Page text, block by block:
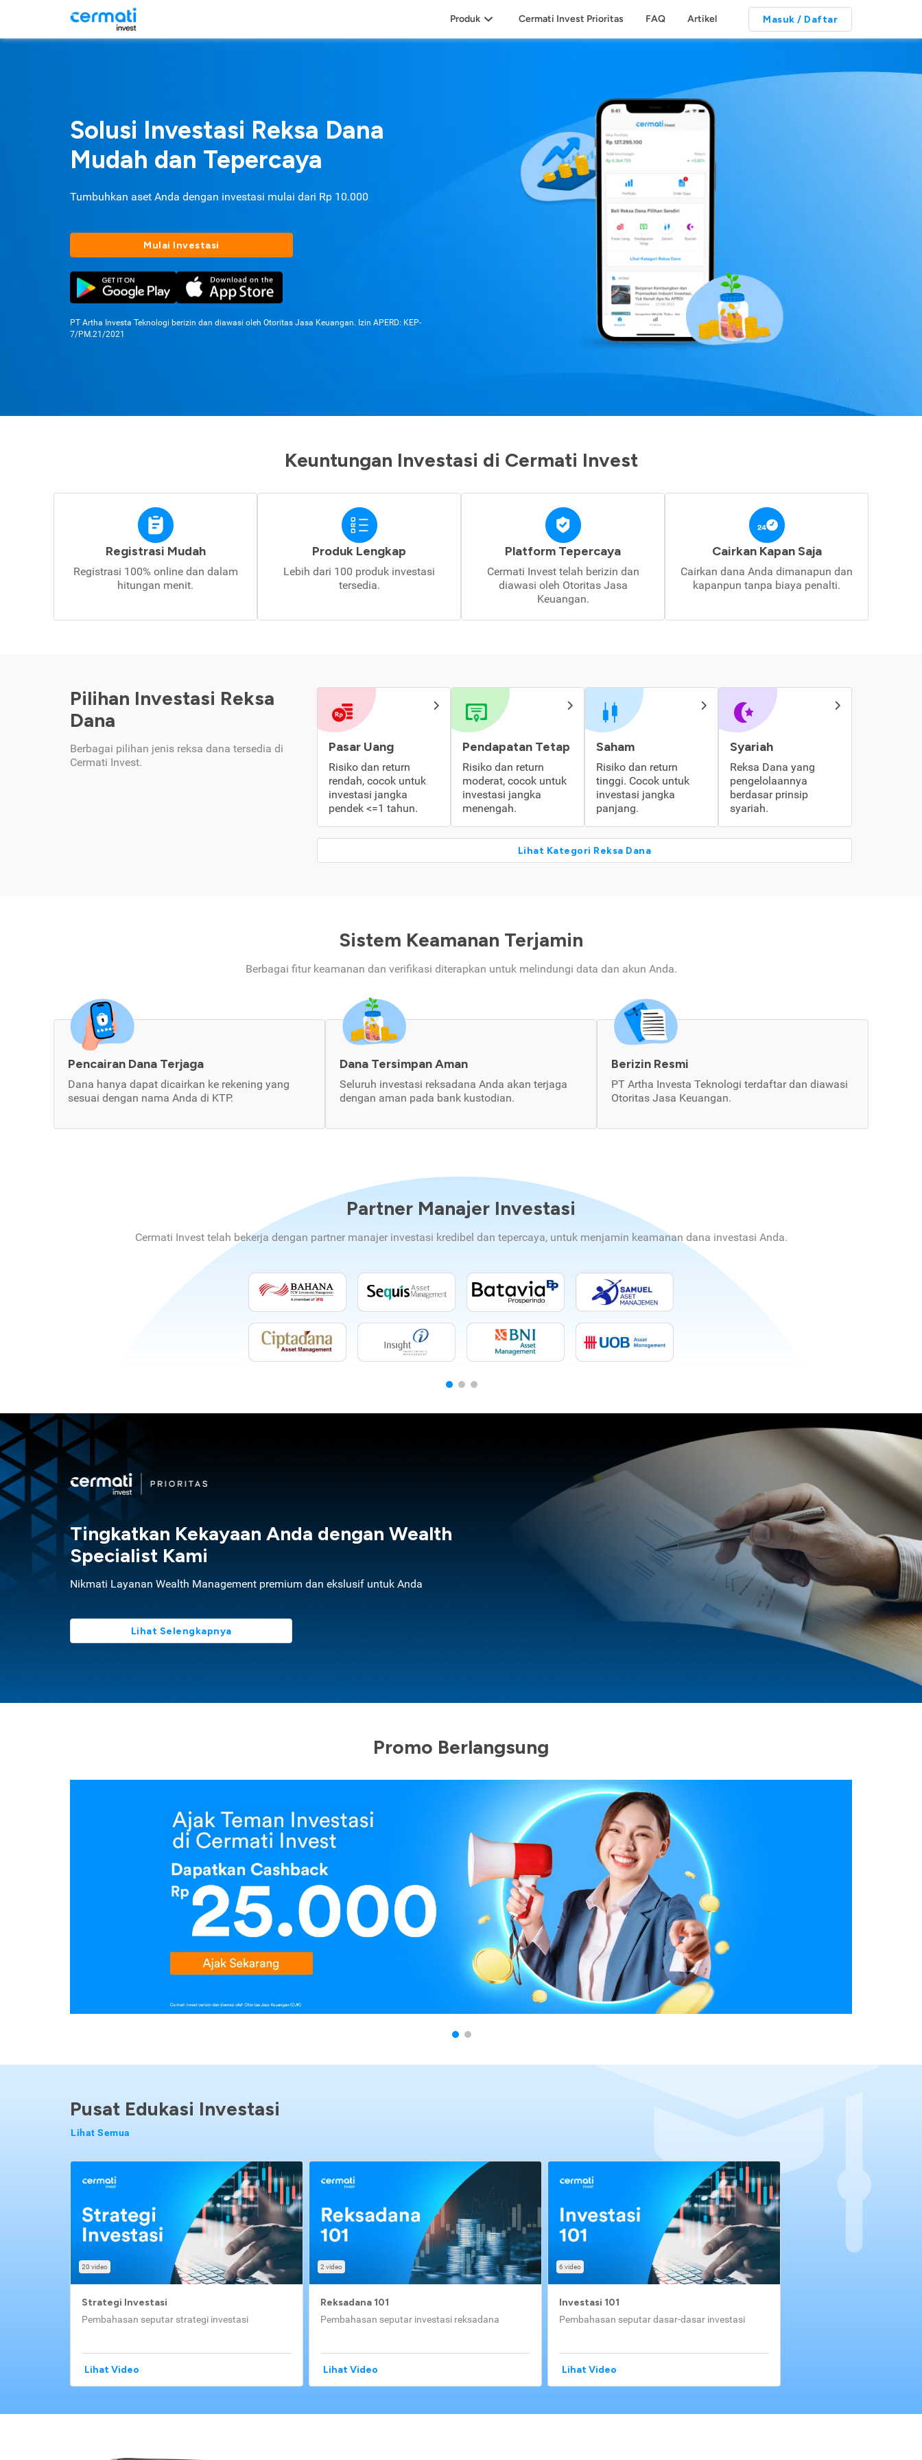
Produk Cermati Invest Prioritas FAQ Artikel Masuk / Daftar
Solusi Investasi Reksa Dana
Mudah dan Tepercaya
Tumbuhkan aset Anda dengan investasi mulai dari Rp 10.000
Mulai Investasi
PT Artha Investa Teknologi berizin dan diawasi oleh Otoritas Jasa Keuangan. Izin APERD: KEP-
7/PM.21/2021
Keuntungan Investasi di Cermati Invest
Registrasi Mudah
Registrasi 100% online dan dalam
hitungan menit.
Produk Lengkap
Lebih dari 100 produk investasi
tersedia.
Platform Tepercaya
Cermati Invest telah berizin dan
diawasi oleh Otoritas Jasa
Keuangan.
Cairkan Kapan Saja
Cairkan dana Anda dimanapun dan
kapanpun tanpa biaya penalti.
Pilihan Investasi Reksa
Dana
Berbagai pilihan jenis reksa dana tersedia di
Cermati Invest.
Pasar Uang
Risiko dan return
rendah, cocok untuk
investasi jangka
pendek <=1 tahun.
Pendapatan Tetap
Risiko dan return
moderat, cocok untuk
investasi jangka
menengah.
Saham
Risiko dan return
tinggi. Cocok untuk
investasi jangka
panjang.
Syariah
Reksa Dana yang
pengelolaannya
berdasar prinsip
syariah.
Lihat Kategori Reksa Dana
Sistem Keamanan Terjamin
Berbagai fitur keamanan dan verifikasi diterapkan untuk melindungi data dan akun Anda.
Pencairan Dana Terjaga
Dana hanya dapat dicairkan ke rekening yang
sesuai dengan nama Anda di KTP.
Dana Tersimpan Aman
Seluruh investasi reksadana Anda akan terjaga
dengan aman pada bank kustodian.
Berizin Resmi
PT Artha Investa Teknologi terdaftar dan diawasi
Otoritas Jasa Keuangan.
Partner Manajer Investasi
Cermati Invest telah bekerja dengan partner manajer investasi kredibel dan tepercaya, untuk menjamin keamanan dana investasi Anda.
Tingkatkan Kekayaan Anda dengan Wealth
Specialist Kami
Nikmati Layanan Wealth Management premium dan ekslusif untuk Anda
Lihat Selengkapnya
Promo Berlangsung
Pusat Edukasi Investasi
Lihat Semua
20 video
Strategi Investasi
Pembahasan seputar strategi investasi
Lihat Video
2 video
Reksadana 101
Pembahasan seputar investasi reksadana
Lihat Video
6 video
Investasi 101
Pembahasan seputar dasar-dasar investasi
Lihat Video